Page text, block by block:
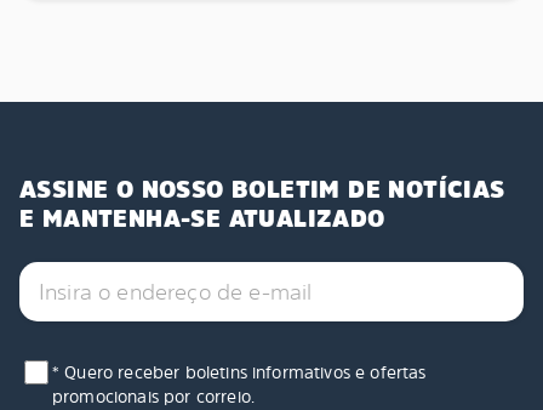
ASSINE O NOSSO BOLETIM DE NOTÍCIAS
E MANTENHA-SE ATUALIZADO
* Quero receber boletins informativos e ofertas
promocionais por correio.